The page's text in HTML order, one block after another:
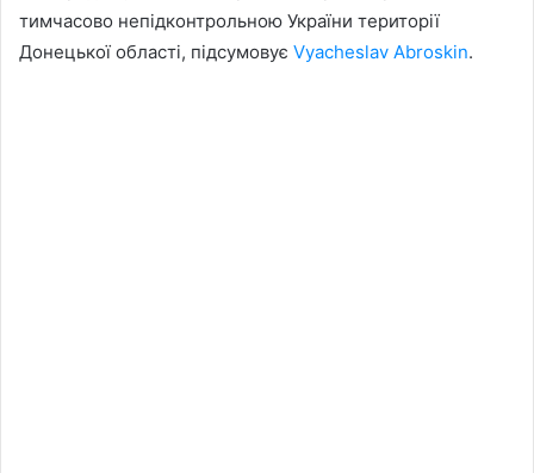
тимчасово непідконтрольною України території
Донецької області, підсумовує Vyacheslav Abroskin.